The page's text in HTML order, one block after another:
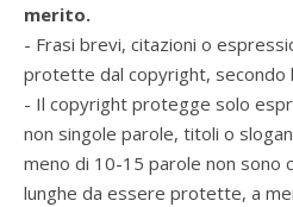
merito.
- Frasi brevi, citazioni o
protette dal copyright, secondo
- Il copyright protegge solo
non singole parole, titoli o
meno di 10-15 parole non sono
lunghe da essere protette, a